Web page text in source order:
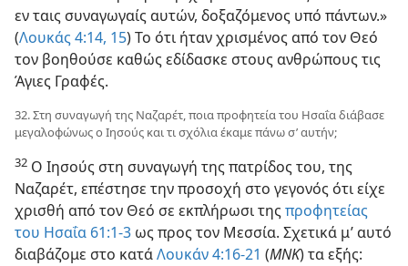
εν ταις συναγωγαίς αυτών, δοξαζόμενος υπό πάντων.»
(Λουκάς 4:14, 15) Το ότι ήταν χρισμένος από τον Θεό
τον βοηθούσε καθώς εδίδασκε στους ανθρώπους τις
Άγιες Γραφές.
32. Στη συναγωγή της Ναζαρέτ, ποια προφητεία του Ησαΐα διάβασε
μεγαλοφώνως ο Ιησούς και τι σχόλια έκαμε πάνω σ’ αυτήν;
32 Ο Ιησούς στη συναγωγή της πατρίδος του, της
Ναζαρέτ, επέστησε την προσοχή στο γεγονός ότι είχε
χρισθή από τον Θεό σε εκπλήρωσι της προφητείας
του Ησαΐα 61:1-3 ως προς τον Μεσσία. Σχετικά μ’ αυτό
διαβάζομε στο κατάΛουκάν 4:16-21 (ΜΝΚ) τα εξής: